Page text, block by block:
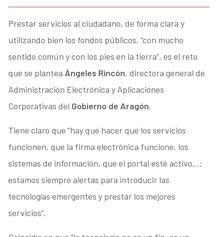
Prestar servicios al ciudadano, de forma clara y
utilizando bien los fondos públicos, “con mucho
sentido común y con los pies en la tierra”, es el reto
que se plantea Ángeles Rincón, directora general de
Administración Electrónica y Aplicaciones
Corporativas del Gobierno de Aragón.
Tiene claro que “hay que hacer que los servicios
funcionen, que la firma electrónica funcione, los
sistemas de información, que el portal esté activo…;
estamos siempre alertas para introducir las
tecnologías emergentes y prestar los mejores
servicios”.